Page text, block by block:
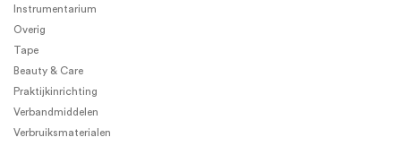
Instrumentarium
Overig
Tape
Beauty & Care
Praktijkinrichting
Verbandmiddelen
Verbruiksmaterialen